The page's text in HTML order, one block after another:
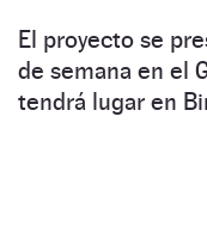
El proyecto se
de semana en el
tendrá lugar en